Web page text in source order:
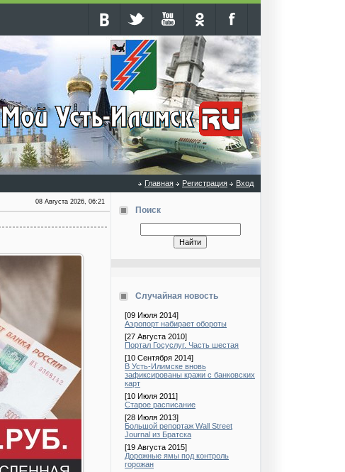
Главная Регистрация Вход
08 Августа 2026, 06:21
Поиск
Случайная новость
[09 Июля 2014]
Аэропорт набирает обороты
[27 Августа 2010]
Портал Госуслуг. Часть шестая
[10 Сентября 2014]
В Усть-Илимске вновь
зафиксированы кражи с банковских
карт
[10 Июля 2011]
Старое расписание
[28 Июля 2013]
Большой репортаж Wall Street
Journal из Братска
[19 Августа 2015]
Дорожные ямы под контроль
горожан